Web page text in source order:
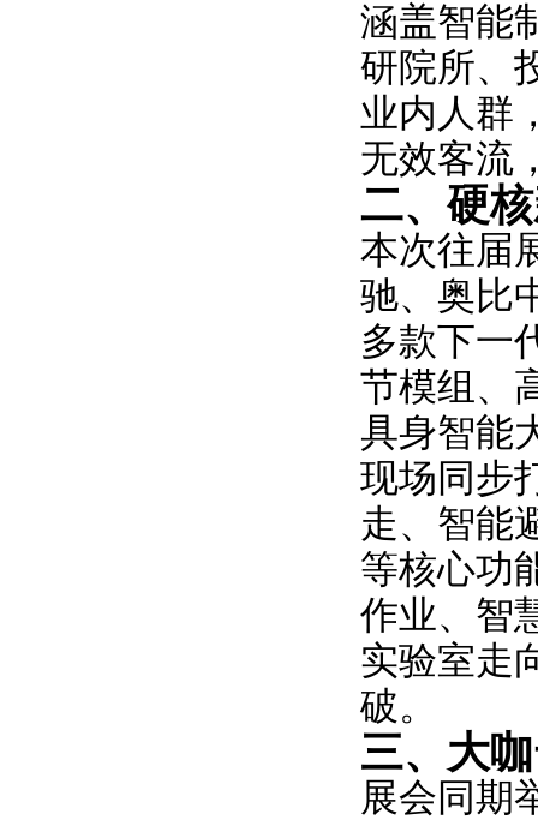
涵盖智能
研院所、
业内人群
无效客流
二、硬
本次往届
驰、奥比
多款下一
节模组、
具身智能
现场同步
走、智能
等核心功
作业、智
实验室走
破。
三、大
展会同期